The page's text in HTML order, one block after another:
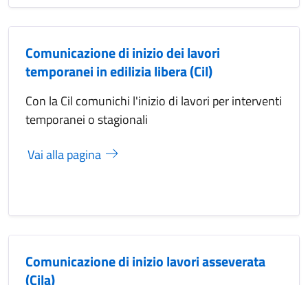
Comunicazione di inizio dei lavori
temporanei in edilizia libera (Cil)
Con la Cil comunichi l'inizio di lavori per interventi
temporanei o stagionali
Vai alla pagina
Comunicazione di inizio lavori asseverata
(Cila)